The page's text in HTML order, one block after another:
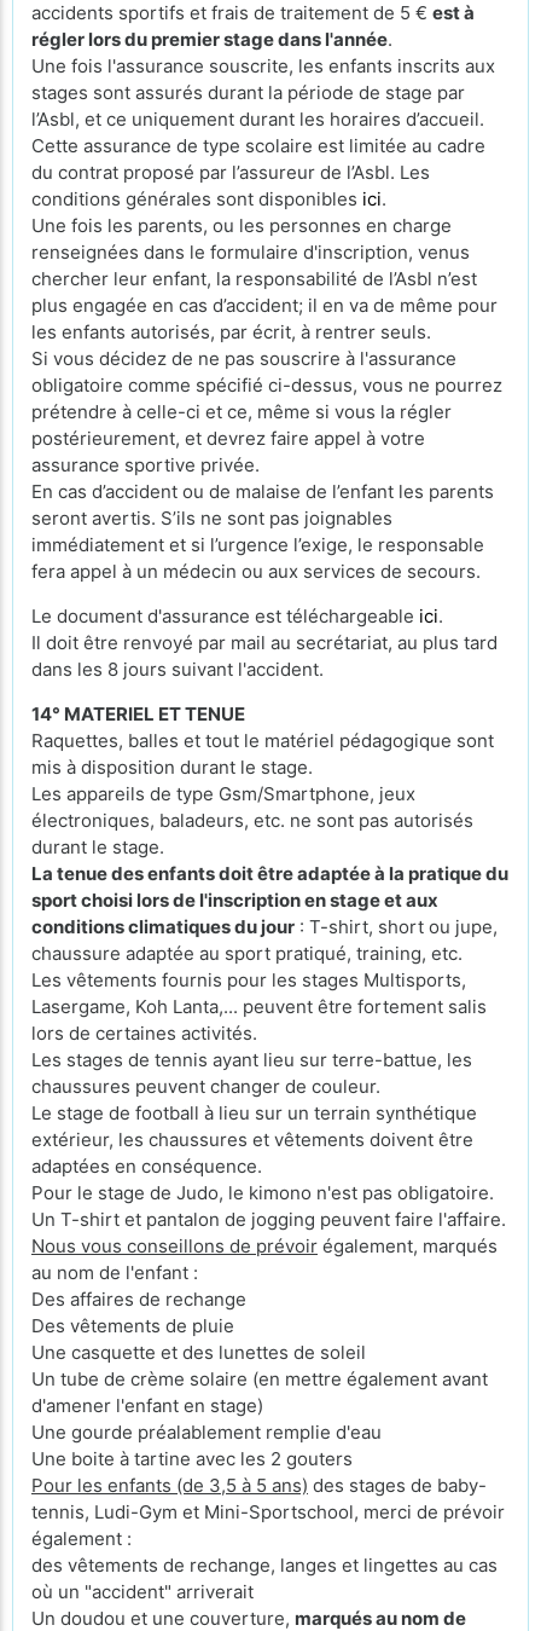
accidents sportifs et frais de traitement de 5 € est à
régler lors du premier stage dans l'année.
Une fois l'assurance souscrite, les enfants inscrits aux
stages sont assurés durant la période de stage par
l’Asbl, et ce uniquement durant les horaires d’accueil.
Cette assurance de type scolaire est limitée au cadre
du contrat proposé par l’assureur de l’Asbl. Les
conditions générales sont disponibles ici.
Une fois les parents, ou les personnes en charge
renseignées dans le formulaire d'inscription, venus
chercher leur enfant, la responsabilité de l’Asbl n’est
plus engagée en cas d’accident; il en va de même pour
les enfants autorisés, par écrit, à rentrer seuls.
Si vous décidez de ne pas souscrire à l'assurance
obligatoire comme spécifié ci-dessus, vous ne pourrez
prétendre à celle-ci et ce, même si vous la régler
postérieurement, et devrez faire appel à votre
assurance sportive privée.
En cas d’accident ou de malaise de l’enfant les parents
seront avertis. S’ils ne sont pas joignables
immédiatement et si l’urgence l’exige, le responsable
fera appel à un médecin ou aux services de secours.
Le document d'assurance est téléchargeable ici.
Il doit être renvoyé par mail au secrétariat, au plus tard
dans les 8 jours suivant l'accident.
14° MATERIEL ET TENUE
Raquettes, balles et tout le matériel pédagogique sont
mis à disposition durant le stage.
Les appareils de type Gsm/Smartphone, jeux
électroniques, baladeurs, etc. ne sont pas autorisés
durant le stage.
La tenue des enfants doit être adaptée à la pratique du
sport choisi lors de l'inscription en stage et aux
conditions climatiques du jour : T-shirt, short ou jupe,
chaussure adaptée au sport pratiqué, training, etc.
Les vêtements fournis pour les stages Multisports,
Lasergame, Koh Lanta,... peuvent être fortement salis
lors de certaines activités.
Les stages de tennis ayant lieu sur terre-battue, les
chaussures peuvent changer de couleur.
Le stage de football à lieu sur un terrain synthétique
extérieur, les chaussures et vêtements doivent être
adaptées en conséquence.
Pour le stage de Judo, le kimono n'est pas obligatoire.
Un T-shirt et pantalon de jogging peuvent faire l'affaire.
Nous vous conseillons de prévoir également, marqués
au nom de l'enfant :
Des affaires de rechange
Des vêtements de pluie
Une casquette et des lunettes de soleil
Un tube de crème solaire (en mettre également avant
d'amener l'enfant en stage)
Une gourde préalablement remplie d'eau
Une boite à tartine avec les 2 gouters
Pour les enfants (de 3,5 à 5 ans) des stages de baby-
tennis, Ludi-Gym et Mini-Sportschool, merci de prévoir
également :
des vêtements de rechange, langes et lingettes au cas
où un "accident" arriverait
Un doudou et une couverture, marqués au nom de